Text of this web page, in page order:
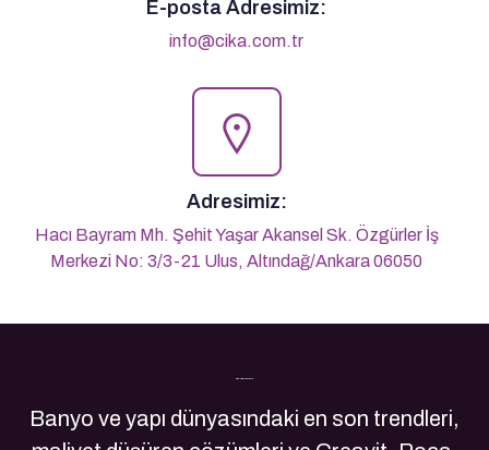
E-posta Adresimiz:
info@cika.com.tr
Adresimiz:
Hacı Bayram Mh. Şehit Yaşar Akansel Sk. Özgürler İş
Merkezi No: 3/3-21 Ulus, Altındağ/Ankara 06050
Son Yazılarımız
Banyo ve yapı dünyasındaki en son trendleri,